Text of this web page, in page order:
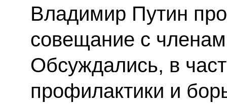
Владимир Путин
совещание с
Обсуждались, в
профилактики и